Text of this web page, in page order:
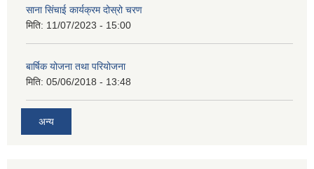
साना सिंचाई कार्यक्रम दोस्रो चरण
मिति: 11/07/2023 - 15:00
बार्षिक योजना तथा परियोजना
मिति: 05/06/2018 - 13:48
अन्य